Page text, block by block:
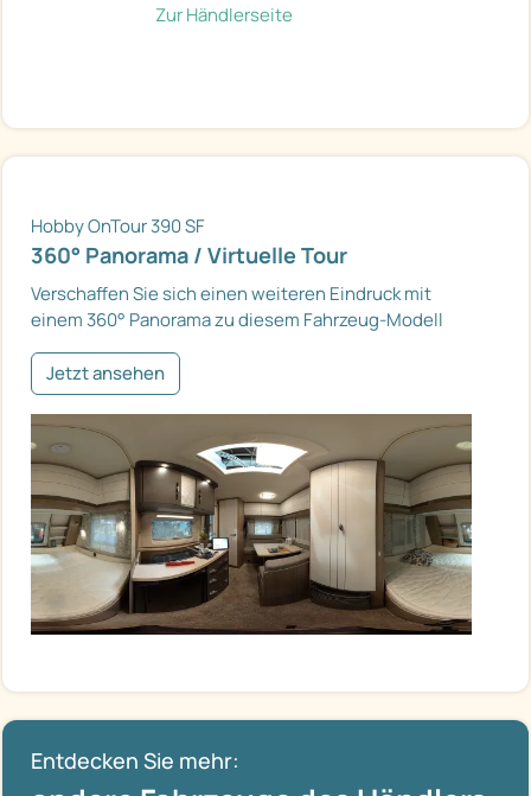
Zur Händlerseite
Hobby OnTour 390 SF
360° Panorama / Virtuelle Tour
Verschaffen Sie sich einen weiteren Eindruck mit
einem 360° Panorama zu diesem Fahrzeug-Modell
Jetzt ansehen
Entdecken Sie mehr: